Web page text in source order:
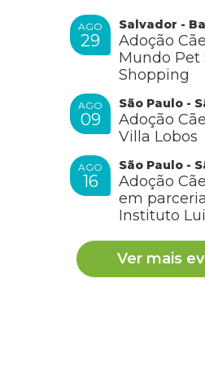
AGO
29
Salvador -
Adoção
Mundo Pet
Shopping
AGO
09
São Paulo -
Adoção
Villa Lobos
AGO
16
São Paulo -
Adoção
em
Instituto
Ver mais